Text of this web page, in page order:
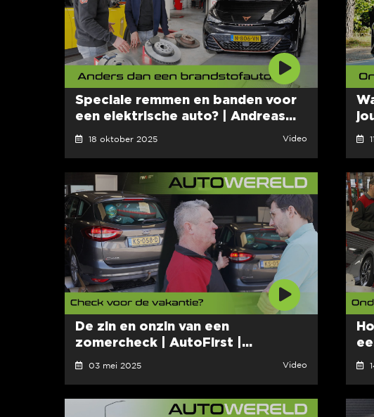
Speciale remmen en banden voor
een elektrische auto? | Andreas...
18 oktober 2025 Video
De zin en onzin van een
zomercheck | AutoFirst |...
03 mei 2025 Video